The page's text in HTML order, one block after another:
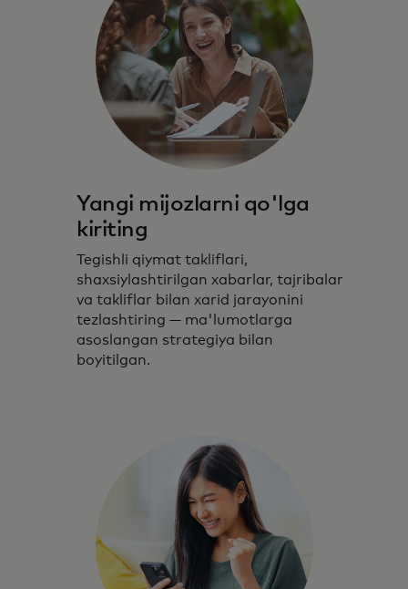
Yangi mijozlarni qo'lga
kiriting
Tegishli qiymat takliflari,
shaxsiylashtirilgan xabarlar, tajribalar
va takliflar bilan xarid jarayonini
tezlashtiring — ma'lumotlarga
asoslangan strategiya bilan
boyitilgan.